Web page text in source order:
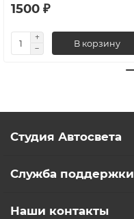
1500 ₽
В корзину
Студия Автосвета
Служба поддержки
Наши контакты